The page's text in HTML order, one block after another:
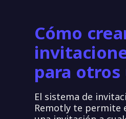
Cómo
para otros
El sistema de
Remotly te permite